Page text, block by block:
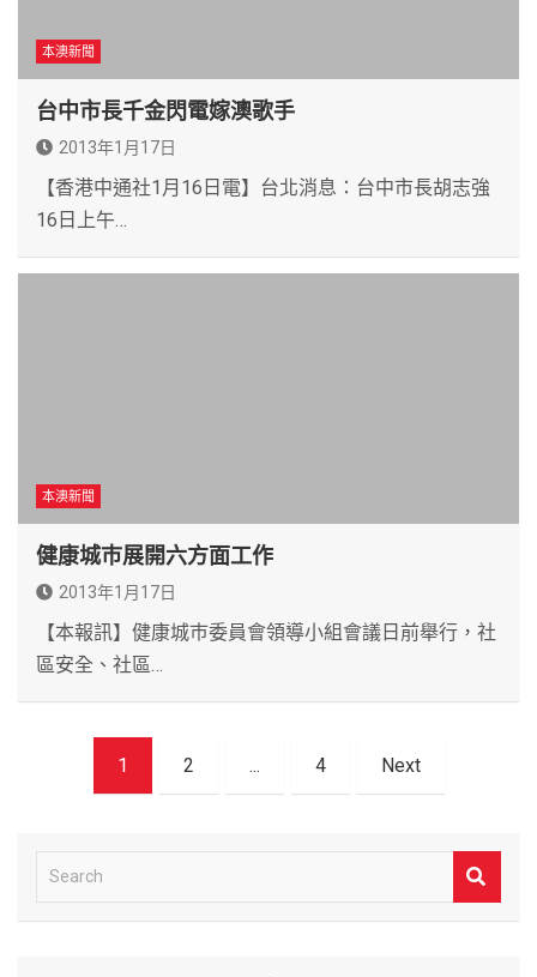
本澳新聞
台中市長千金閃電嫁澳歌手
2013年1月17日
【香港中通社1月16日電】台北消息：台中市長胡志強
16日上午…
本澳新聞
健康城巿展開六方面工作
2013年1月17日
【本報訊】健康城巿委員會領導小組會議日前舉行，社
區安全、社區…
1 2 ... 4 Next
e